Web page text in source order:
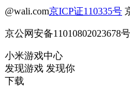
@wali.com京ICP证110335号
京公网安备11010802023678号
小米游戏中心
发现游戏 发现你
下载